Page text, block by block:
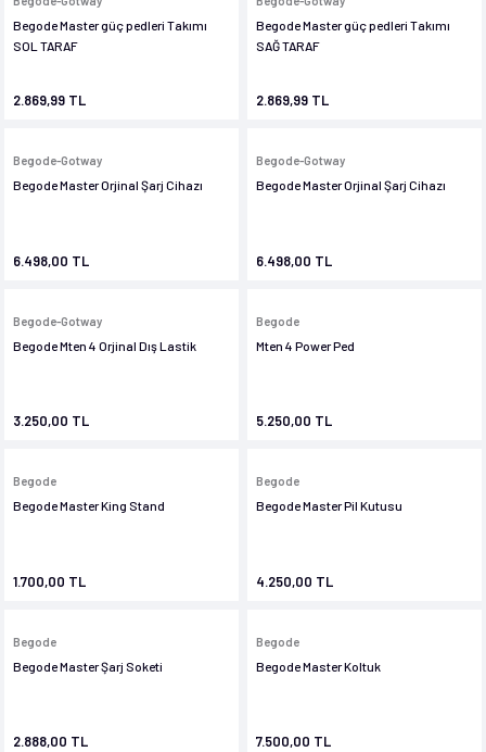
Ekipmanları
Begode Master güç pedleri Takımı
SOL TARAF
2.869,99 TL
Begode Master güç pedleri Takımı
SAĞ TARAF
2.869,99 TL
Begode-Gotway
Begode Master Orjinal Şarj Cihazı
6.498,00 TL
Begode-Gotway
Begode Master Orjinal Şarj Cihazı
6.498,00 TL
Begode-Gotway
Begode Mten 4 Orjinal Dış Lastik
3.250,00 TL
Begode
Mten 4 Power Ped
5.250,00 TL
Begode
Begode Master King Stand
1.700,00 TL
Begode
Begode Master Pil Kutusu
4.250,00 TL
Begode
Begode Master Şarj Soketi
2.888,00 TL
Begode
Begode Master Koltuk
7.500,00 TL